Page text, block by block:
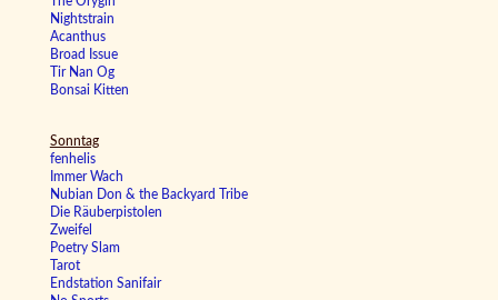
Nightstrain
Acanthus
Broad Issue
Tir Nan Og
Bonsai Kitten
Sonntag
fenhelis
Immer Wach
Nubian Don & the Backyard Tribe
Die Räuberpistolen
Zweifel
Poetry Slam
Tarot
Endstation Sanifair